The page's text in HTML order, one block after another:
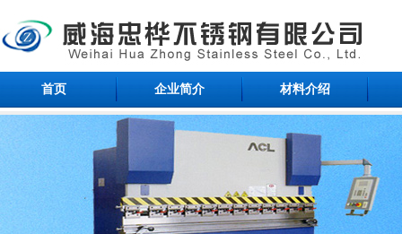
首页 企业简介 材料介绍